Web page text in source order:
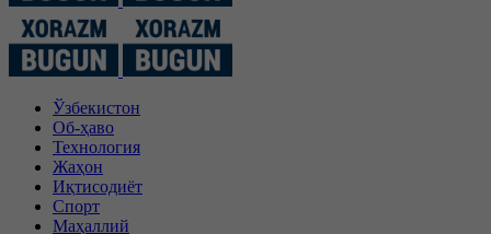
Ўзбекистон
Об-ҳаво
Технология
Жаҳон
Иқтисодиёт
Спорт
Маҳаллий